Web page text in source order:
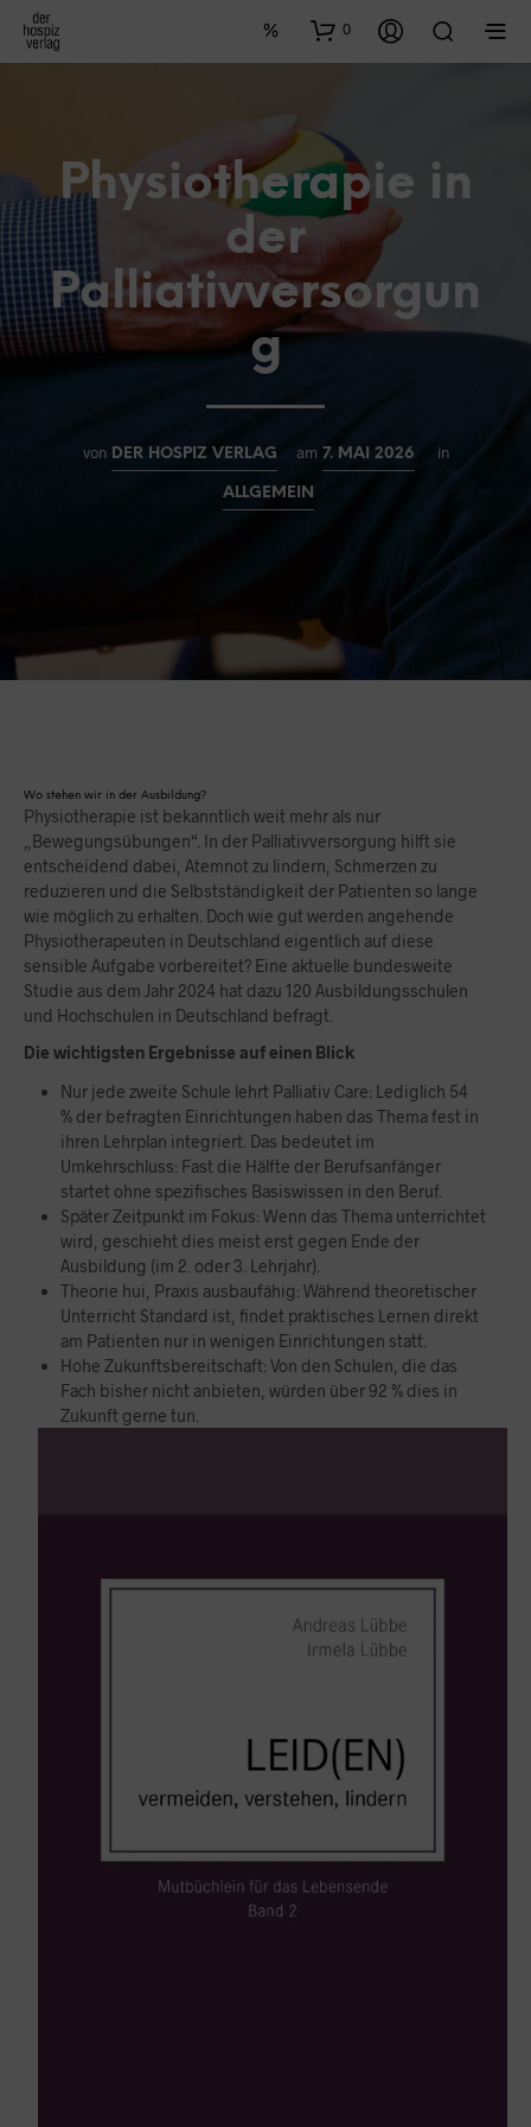
0
Physiotherapie in
der
Palliativversorgun
g
von DER HOSPIZ VERLAG am 7. MAI 2026 in
ALLGEMEIN
Wo stehen wir in der Ausbildung?
Physiotherapie ist bekanntlich weit mehr als nur
„Bewegungsübungen“. In der Palliativversorgung hilft sie
entscheidend dabei, Atemnot zu lindern, Schmerzen zu
reduzieren und die Selbstständigkeit der Patienten so lange
wie möglich zu erhalten. Doch wie gut werden angehende
Physiotherapeuten in Deutschland eigentlich auf diese
sensible Aufgabe vorbereitet? Eine aktuelle bundesweite
Studie aus dem Jahr 2024 hat dazu 120 Ausbildungsschulen
und Hochschulen in Deutschland befragt.
Die wichtigsten Ergebnisse auf einen Blick
Nur jede zweite Schule lehrt Palliativ Care: Lediglich 54
% der befragten Einrichtungen haben das Thema fest in
ihren Lehrplan integriert. Das bedeutet im
Umkehrschluss: Fast die Hälfte der Berufsanfänger
startet ohne spezifisches Basiswissen in den Beruf.
Später Zeitpunkt im Fokus: Wenn das Thema unterrichtet
wird, geschieht dies meist erst gegen Ende der
Ausbildung (im 2. oder 3. Lehrjahr).
Theorie hui, Praxis ausbaufähig: Während theoretischer
Unterricht Standard ist, findet praktisches Lernen direkt
am Patienten nur in wenigen Einrichtungen statt.
Hohe Zukunftsbereitschaft: Von den Schulen, die das
Fach bisher nicht anbieten, würden über 92 % dies in
Zukunft gerne tun.